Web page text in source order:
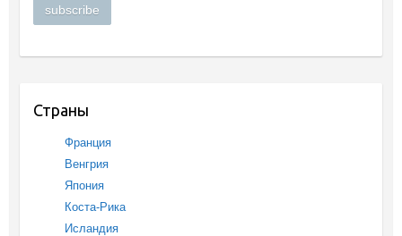
Страны
Франция
Венгрия
Япония
Коста-Рика
Исландия